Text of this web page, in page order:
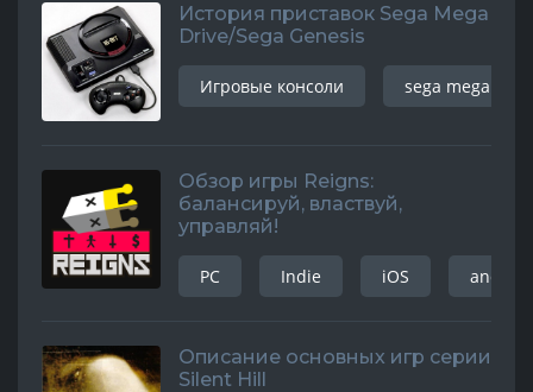
История приставок Sega Mega
Drive/Sega Genesis
Игровые консоли sega mega
Обзор игры Reigns:
балансируй, властвуй,
управляй!
PC Indie iOS android
Описание основных игр серии
Silent Hill